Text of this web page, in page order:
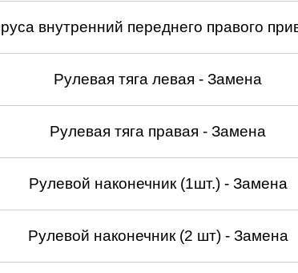
внутренний переднего правого
Рулевая тяга левая - Замена
Рулевая тяга правая - Замена
Рулевой наконечник (1шт.) - Замена
Рулевой наконечник (2 шт) - Замена